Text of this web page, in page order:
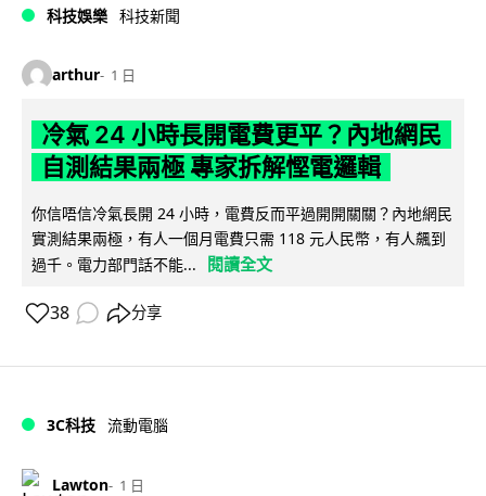
科技娛樂 科技新聞
arthur 1 日
冷氣 24 小時長開電費更平？內地網民
自測結果兩極 專家拆解慳電邏輯
你信唔信冷氣長開 24 小時，電費反而平過開開關關？內地網民
實測結果兩極，有人一個月電費只需 118 元人民幣，有人飆到
過千。電力部門話不能...
閱讀全文
38 分享
3C科技 流動電腦
Lawton 1 日